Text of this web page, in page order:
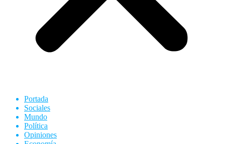
Portada
Sociales
Mundo
Política
Opiniones